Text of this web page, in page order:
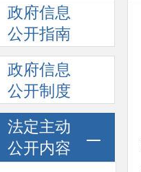
政府信息
公开指南
政府信息
公开制度
法定主动
公开内容